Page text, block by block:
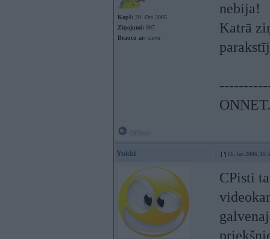
Kopš: 20. Oct 2005
Ziņojumi: 907
Braucu ar: sievu
nebija!
Katrā
Yukki 06. Jan 2006,
CPisti